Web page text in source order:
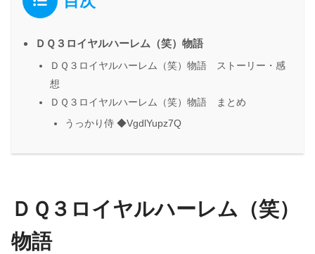
ＤＱ３ロイヤルハーレム（笑）物語
ＤＱ３ロイヤルハーレム（笑）物語 ストーリー・感
想
ＤＱ３ロイヤルハーレム（笑）物語 まとめ
うっかり侍 ◆VgdlYupz7Q
ＤＱ３ロイヤルハーレム（笑）
物語